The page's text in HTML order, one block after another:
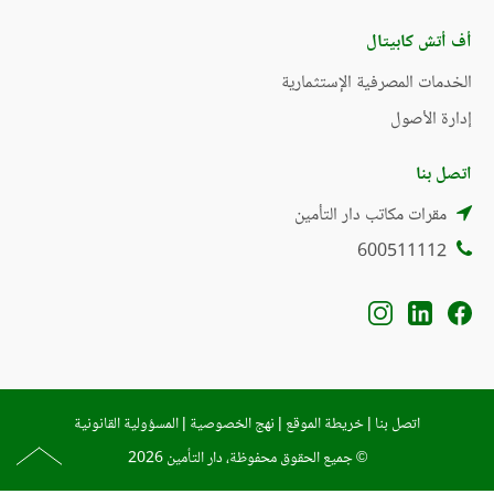
أف أتش كابيتال
الخدمات المصرفية الإستثمارية
إدارة الأصول
اتصل بنا
مقرات مكاتب دار التأمين
600511112
اتصل بنا |خريطة الموقع |نهج الخصوصية |المسؤولية القانونية
© جميع الحقوق محفوظة، دار التأمين 2026